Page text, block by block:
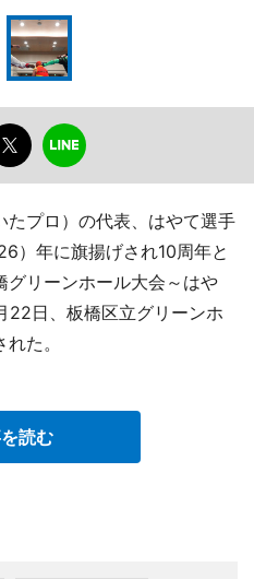
たプロ）の代表、はやて選手
）年に旗揚げされ10周年と
グリーンホール大会～はや
22日、板橋区立グリーンホ
た。
読む